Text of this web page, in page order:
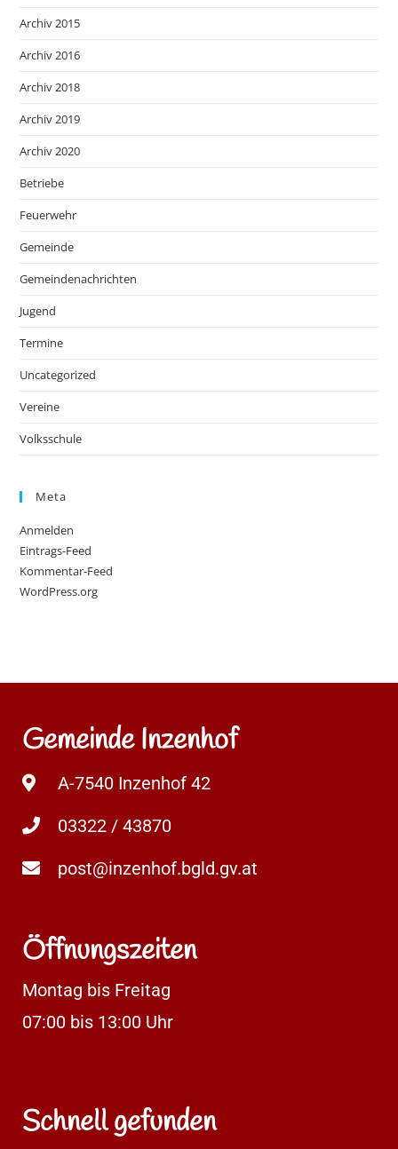
Archiv 2015
Archiv 2016
Archiv 2018
Archiv 2019
Archiv 2020
Betriebe
Feuerwehr
Gemeinde
Gemeindenachrichten
Jugend
Termine
Uncategorized
Vereine
Volksschule
Meta
Anmelden
Eintrags-Feed
Kommentar-Feed
WordPress.org
Gemeinde Inzenhof
A-7540 Inzenhof 42
03322 / 43870
post@inzenhof.bgld.gv.at
Öffnungszeiten
Montag bis Freitag
07:00 bis 13:00 Uhr
Schnell gefunden